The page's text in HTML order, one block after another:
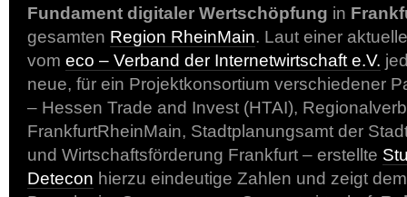
Fundament digitaler Wertschöpfung in
gesamten Region RheinMain. Laut einer
vom eco – Verband der Internetwirtschaft e.V.
neue, für ein Projektkonsortium verschiedener
– Hessen Trade and Invest (HTAI),
FrankfurtRheinMain, Stadtplanungsamt der
und Wirtschaftsförderung Frankfurt – erstellte
Detecon hierzu eindeutige Zahlen und zeigt